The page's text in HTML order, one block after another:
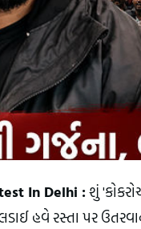
In Delhi :શું
હવે રસ્તા પર